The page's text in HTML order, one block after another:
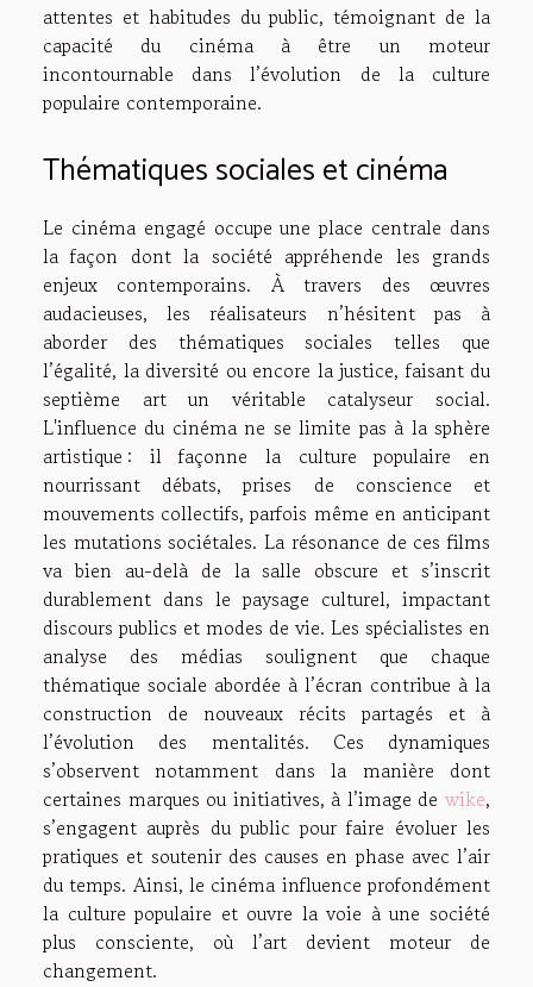
attentes et habitudes du public, témoignant de la
capacité du cinéma à être un moteur
incontournable dans l’évolution de la culture
populaire contemporaine.
Thématiques sociales et cinéma
Le cinéma engagé occupe une place centrale dans
la façon dont la société appréhende les grands
enjeux contemporains. À travers des œuvres
audacieuses, les réalisateurs n’hésitent pas à
aborder des thématiques sociales telles que
l’égalité, la diversité ou encore la justice, faisant du
septième art un véritable catalyseur social.
L'influence du cinéma ne se limite pas à la sphère
artistique : il façonne la culture populaire en
nourrissant débats, prises de conscience et
mouvements collectifs, parfois même en anticipant
les mutations sociétales. La résonance de ces films
va bien au-delà de la salle obscure et s’inscrit
durablement dans le paysage culturel, impactant
discours publics et modes de vie. Les spécialistes en
analyse des médias soulignent que chaque
thématique sociale abordée à l’écran contribue à la
construction de nouveaux récits partagés et à
l’évolution des mentalités. Ces dynamiques
s’observent notamment dans la manière dont
certaines marques ou initiatives, à l’image de wike,
s’engagent auprès du public pour faire évoluer les
pratiques et soutenir des causes en phase avec l’air
du temps. Ainsi, le cinéma influence profondément
la culture populaire et ouvre la voie à une société
plus consciente, où l’art devient moteur de
changement.